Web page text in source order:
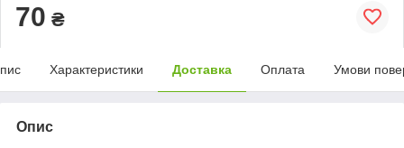
70 ₴
Характеристики Доставка Оплата Умови
Опис